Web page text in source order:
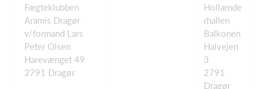
Fægteklubben
Aramis Dragør
v/formand Lars
Peter Olsen
Harevænget 49
2791 Dragør
Hollænde
rhallen
Balkonen
Halvejen
3
2791
Dragør